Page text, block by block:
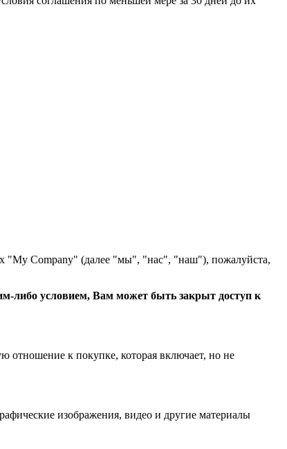
"My Company" (далее "мы", "нас", "наш"), пожалуйста,
либо условием, Вам может быть закрыт доступ к
отношение к покупке, которая включает, но не
изображения, видео и другие материалы